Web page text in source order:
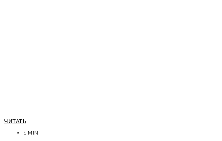
ЧИТАТЬ
1 MIN